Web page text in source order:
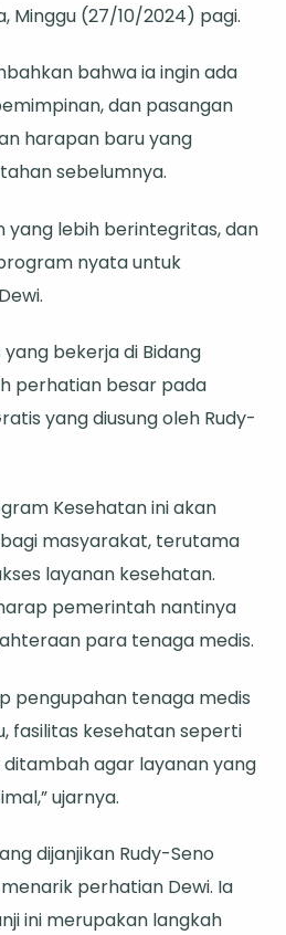
Minggu (27/10/2024) pagi.
bahwa ia ingin ada
dan pasangan
harapan baru yang
sebelumnya.
yang lebih berintegritas, dan
nyata untuk
bekerja di Bidang
perhatian besar pada
yang diusung oleh Rudy-
Kesehatan ini akan
masyarakat, terutama
layanan kesehatan.
pemerintah nantinya
para tenaga medis.
pengupahan tenaga medis
fasilitas kesehatan seperti
agar layanan yang
ujarnya.
dijanjikan Rudy-Seno
perhatian Dewi. Ia
ini merupakan langkah